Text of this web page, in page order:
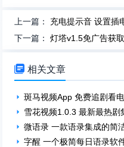
上一篇： 充电提示音 设置插
下一篇：灯塔v1.5免广告获
 相关文章
斑马视频App 免费追剧看
雪花视频1.0.3 最新最热剧
微语录 一款语录集成的简
字醒 一个极简每日语录软